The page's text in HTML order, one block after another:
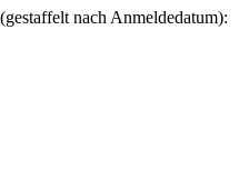
nach Anmeldedatum):